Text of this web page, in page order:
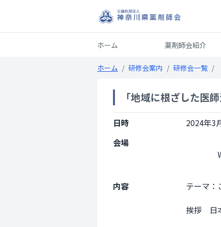
ホーム 薬剤師会紹介
ホーム / 研修会案内 / 研修会一覧 /
「地域に根ざした医
日時
2024年3
会場
内容
テーマ：
挨拶　日